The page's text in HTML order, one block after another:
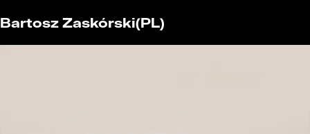
Bartosz Zaskórski(PL)